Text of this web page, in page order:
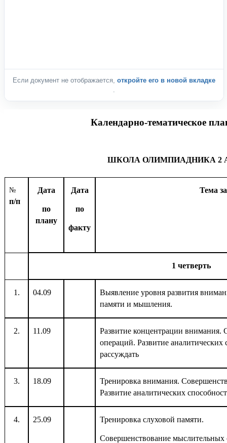
Если документ не отображается, откройте его в новой вкладке
Календарно-тематическое
ШКОЛА ОЛИМПИАДНИКА 2 А
№
п/п
Дата
по
плану
Дата
по
факту
Тема
1 четверть
1. 04.09
Выявление уровня развития
памяти и мышления.
2. 11.09
Развитие концентрации
операций. Развитие аналитических
рассуждать
3. 18.09
Тренировка внимания.
Развитие аналитических
4. 25.09 Тренировка слуховой памяти.
Совершенствование мыслительных